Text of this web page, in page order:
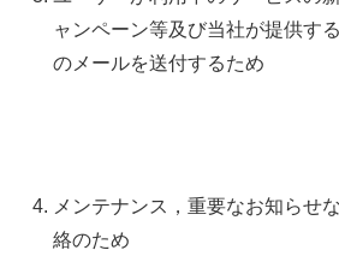
ャンペーン等及び当社が提供す
のメールを送付するため
メンテナンス，重要なお知らせ
絡のため